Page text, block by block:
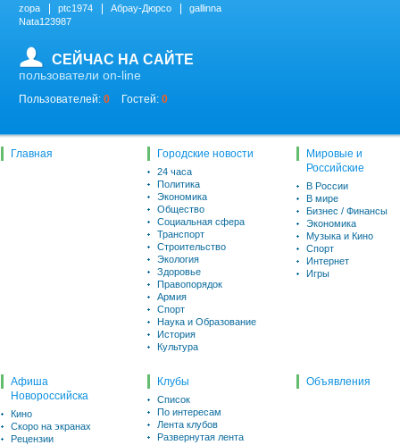
zopa ptc1974 Абрау-Дюрсо
gallinna
Nata123987
СЕЙЧАС НА САЙТЕ
пользователи on-line
Пользователей: 0 Гостей: 0
Главная Городские новости
24 часа
Политика
Экономика
Общество
Социальная сфера
Транспорт
Строительство
Экология
Здоровье
Правопорядок
Армия
Спорт
Наука и Образование
История
Культура
Мировые и
Российские
В России
В мире
Бизнес / Финансы
Экономика
Музыка и Кино
Спорт
Интернет
Игры
Афиша
Новороссийска
Кино
Скоро на экранах
Рецензии
Клубы
Список
По интересам
Лента клубов
Развернутая лента
Объявления